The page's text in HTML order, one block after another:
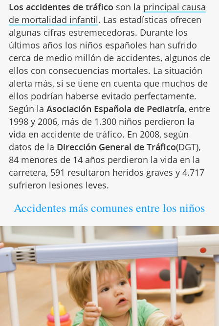
Los accidentes de tráfico son la principal causa
de mortalidad infantil. Las estadísticas ofrecen
algunas cifras estremecedoras. Durante los
últimos años los niños españoles han sufrido
cerca de medio millón de accidentes, algunos de
ellos con consecuencias mortales. La situación
alerta más, si se tiene en cuenta que muchos de
ellos podrían haberse evitado perfectamente.
Según la Asociación Española de Pediatría, entre
1998 y 2006, más de 1.300 niños perdieron la
vida en accidente de tráfico. En 2008, según
datos de la Dirección General de Tráfico(DGT),
84 menores de 14 años perdieron la vida en la
carretera, 591 resultaron heridos graves y 4.717
sufrieron lesiones leves.
Accidentes más comunes entre los niños